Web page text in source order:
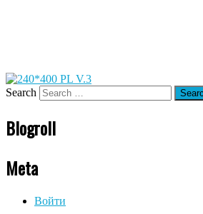
Search
Blogroll
Meta
Войти